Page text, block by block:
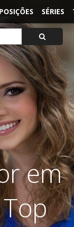
SÉRIES
em